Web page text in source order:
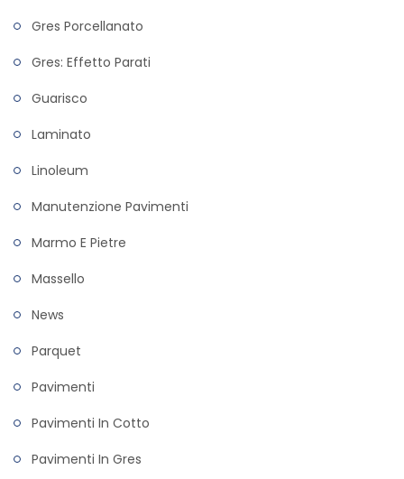
Gres Porcellanato
Gres: Effetto Parati
Guarisco
Laminato
Linoleum
Manutenzione Pavimenti
Marmo E Pietre
Massello
News
Parquet
Pavimenti
Pavimenti In Cotto
Pavimenti In Gres